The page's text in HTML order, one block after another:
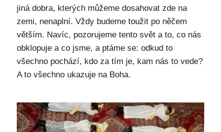
jiná dobra, kterých můžeme dosahovat zde na
zemi, nenaplní. Vždy budeme toužit po něčem
větším. Navíc, pozorujeme tento svět a to, co nás
obklopuje a co jsme, a ptáme se: odkud to
všechno pochází, kdo za tím je, kam nás to vede?
A to všechno ukazuje na Boha.